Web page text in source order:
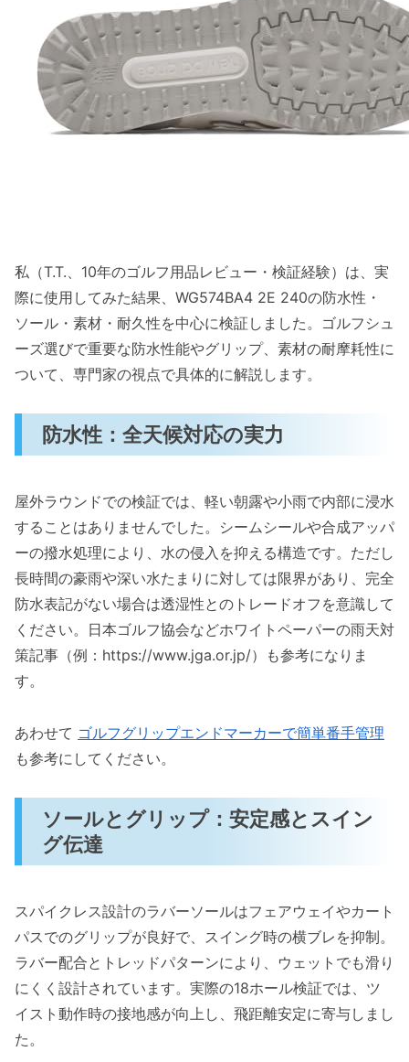
私（T.T.、10年のゴルフ用品レビュー・検証経験）は、実
際に使用してみた結果、WG574BA4 2E 240の防水性・
ソール・素材・耐久性を中心に検証しました。ゴルフシュ
ーズ選びで重要な防水性能やグリップ、素材の耐摩耗性に
ついて、専門家の視点で具体的に解説します。
防水性：全天候対応の実力
屋外ラウンドでの検証では、軽い朝露や小雨で内部に浸水
することはありませんでした。シームシールや合成アッパ
ーの撥水処理により、水の侵入を抑える構造です。ただし
長時間の豪雨や深い水たまりに対しては限界があり、完全
防水表記がない場合は透湿性とのトレードオフを意識して
ください。日本ゴルフ協会などホワイトペーパーの雨天対
策記事（例：https://www.jga.or.jp/）も参考になりま
す。
あわせて ゴルフグリップエンドマーカーで簡単番手管理
も参考にしてください。
ソールとグリップ：安定感とスイン
グ伝達
スパイクレス設計のラバーソールはフェアウェイやカート
パスでのグリップが良好で、スイング時の横ブレを抑制。
ラバー配合とトレッドパターンにより、ウェットでも滑り
にくく設計されています。実際の18ホール検証では、ツ
イスト動作時の接地感が向上し、飛距離安定に寄与しまし
た。